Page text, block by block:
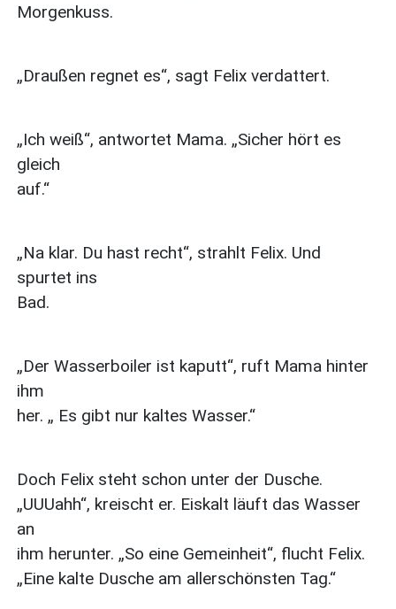
Morgenkuss.
„Draußen regnet es“, sagt Felix verdattert.
„Ich weiß“, antwortet Mama. „Sicher hört es
gleich
auf.“
„Na klar. Du hast recht“, strahlt Felix. Und
spurtet ins
Bad.
„Der Wasserboiler ist kaputt“, ruft Mama hinter
ihm
her. „ Es gibt nur kaltes Wasser.“
Doch Felix steht schon unter der Dusche.
„UUUahh“, kreischt er. Eiskalt läuft das Wasser
an
ihm herunter. „So eine Gemeinheit“, flucht Felix.
„Eine kalte Dusche am allerschönsten Tag.“